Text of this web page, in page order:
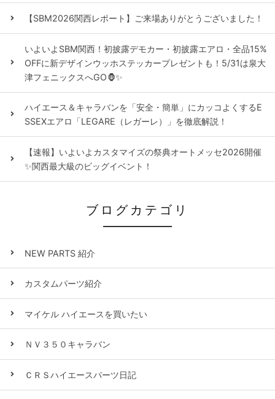
【SBM2026関西レポート】ご来場ありがとうございました！
いよいよSBM関西！初披露デモカー・初披露エアロ・全品15%
OFFに新デザインウッホステッカープレゼントも！5/31は泉大
津フェニックスへGO🦍✨
ハイエース＆キャラバンを「安全・簡単」にカッコよくするE
SSEXエアロ「LEGARE（レガーレ）」を徹底解説！
【速報】いよいよカスタマイズの祭典オートメッセ2026開催
✨関西最大級のビッグイベント！
ブログカテゴリ
NEW PARTS 紹介
カスタムパーツ紹介
マイケル ハイエースを買いたい
ＮＶ３５０キャラバン
ＣＲＳハイエースパーツ日記